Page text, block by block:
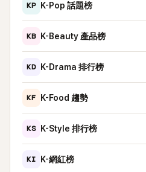
KP K-Pop 話題榜
KB K-Beauty 產品榜
KD K-Drama 排行榜
KF K-Food 趨勢
KS K-Style 排行榜
KI K-網紅榜